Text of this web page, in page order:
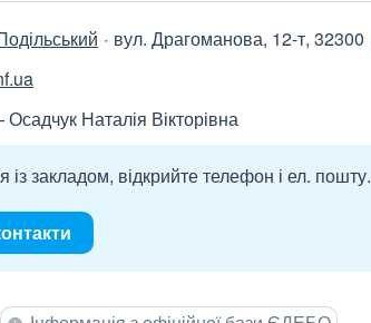
вул. Драгоманова, 12-т, 32300
Наталія Вікторівна
із закладом, відкрийте телефон і ел. пошту.